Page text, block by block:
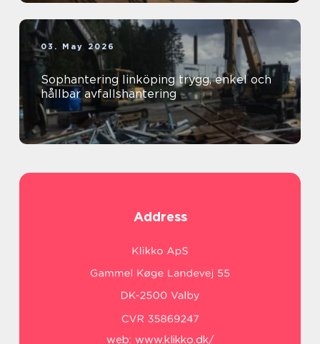
03. May 2026
Sophantering linköping trygg, enkel och
hållbar avfallshantering
Address
web: www.klikko.dk/